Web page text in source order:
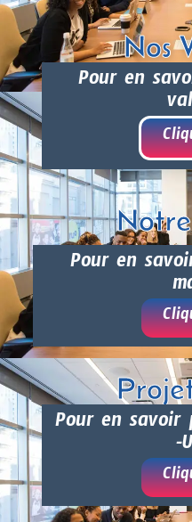
Nos
Pour en
Pour en
Pour en
-